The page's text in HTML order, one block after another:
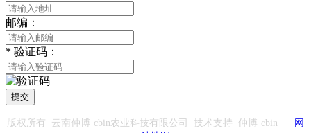
邮编：
* 验证码：
提交
版权所有 云南仲博·cbin农业科技有限公司 技术支持 仲博·cbin
网